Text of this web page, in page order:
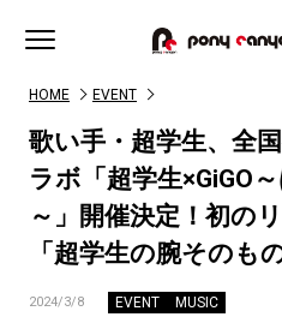
HOME EVENT
歌い手・超学生、全
ラボ「超学生×GiGO
～」開催決定！初の
「超学生の腕そのも
2024/3/8 EVENT MUSIC